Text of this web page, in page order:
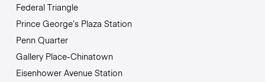
Federal Triangle
Prince George’s Plaza Station
Penn Quarter
Gallery Place-Chinatown
Eisenhower Avenue Station